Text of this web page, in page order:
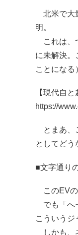
北米で大
明。
これは、
に未解決。
ことになる
【現代自
https://
とまあ、
としてどう
■文字通り
このEVの
でも「へ
こういうジ
しかも、